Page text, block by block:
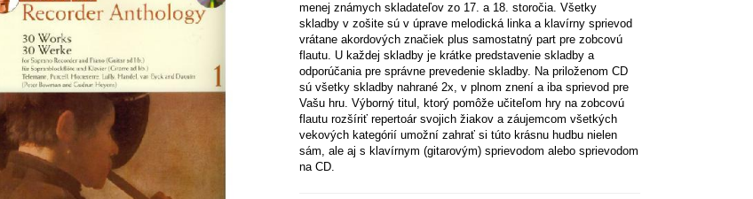
menej známych skladateľov zo 17. a 18. storočia. Všetky
skladby v zošite sú v úprave melodická linka a klavírny sprievod
vrátane akordových značiek plus samostatný part pre zobcovú
flautu. U každej skladby je krátke predstavenie skladby a
odporúčania pre správne prevedenie skladby. Na priloženom CD
sú všetky skladby nahrané 2x, v plnom znení a iba sprievod pre
Vašu hru. Výborný titul, ktorý pomôže učiteľom hry na zobcovú
flautu rozšíriť repertoár svojich žiakov a záujemcom všetkých
vekových kategórií umožní zahrať si túto krásnu hudbu nielen
sám, ale aj s klavírnym (gitarovým) sprievodom alebo sprievodom
na CD.